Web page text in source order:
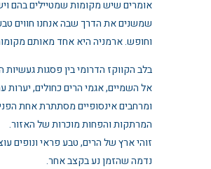
אומרים שיש מקומות שמטיילים בהם
שמשנים את הדרך שבה אנחנו חווים
וחופש. ארמניה היא אחד מאותם
בלב הקווקז הדרומי בין פסגות
אל השמיים, אגמי הרים כחולים, יערות
ומרחבים אינסופיים מסתתרת אחת
המרתקות והפחות מוכרות של האזור.
זוהי ארץ של הרים, טבע פראי ונופים
נדמה שהזמן נע בקצב אחר.